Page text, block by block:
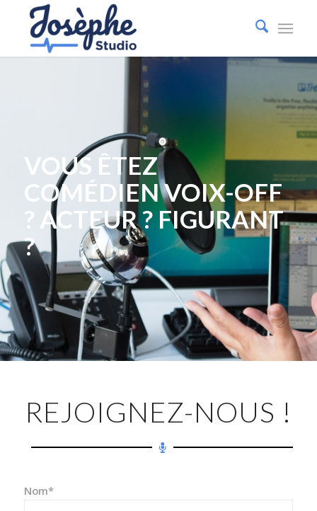
VOUS ÊTEZ
COMÉDIEN VOIX-OFF
? ACTEUR ? FIGURANT
?
REJOIGNEZ-NOUS !
Nom*